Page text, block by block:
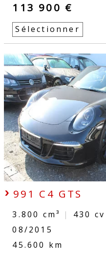
113 900 €
Sélectionner
991 C4 GTS
3.800 cm³ | 430 cv
08/2015
45.600 km